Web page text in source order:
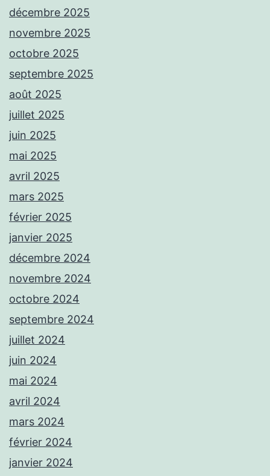
décembre 2025
novembre 2025
octobre 2025
septembre 2025
août 2025
juillet 2025
juin 2025
mai 2025
avril 2025
mars 2025
février 2025
janvier 2025
décembre 2024
novembre 2024
octobre 2024
septembre 2024
juillet 2024
juin 2024
mai 2024
avril 2024
mars 2024
février 2024
janvier 2024